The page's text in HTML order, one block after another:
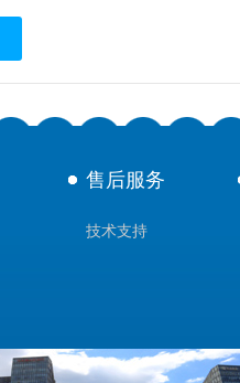
售后服务
技术支持